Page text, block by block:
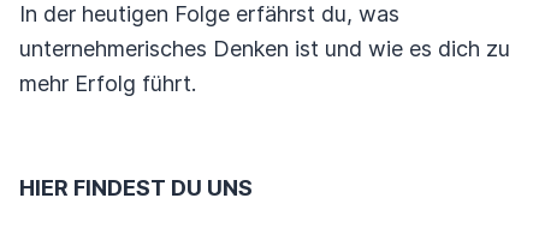
In der heutigen Folge erfährst du, was
unternehmerisches Denken ist und wie es dich zu
mehr Erfolg führt.
HIER FINDEST DU UNS